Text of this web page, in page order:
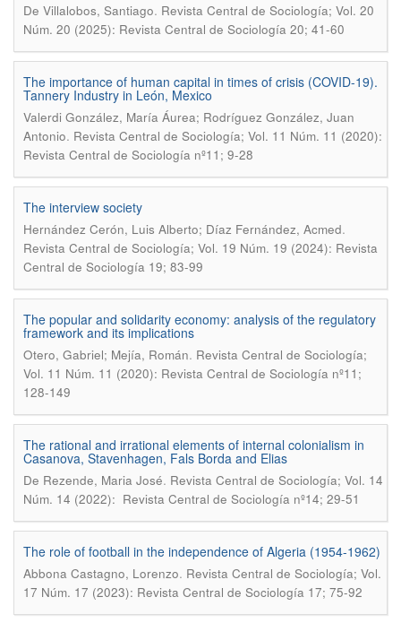
De Villalobos, Santiago. Revista Central de Sociología; Vol. 20
Núm. 20 (2025): Revista Central de Sociología 20; 41-60
The importance of human capital in times of crisis (COVID-19).
Tannery Industry in León, Mexico
Valerdi González, María Áurea; Rodríguez González, Juan
Antonio. Revista Central de Sociología; Vol. 11 Núm. 11 (2020):
Revista Central de Sociología nº11; 9-28
The interview society
Hernández Cerón, Luis Alberto; Díaz Fernández, Acmed.
Revista Central de Sociología; Vol. 19 Núm. 19 (2024): Revista
Central de Sociología 19; 83-99
The popular and solidarity economy: analysis of the regulatory
framework and its implications
Otero, Gabriel; Mejía, Román. Revista Central de Sociología;
Vol. 11 Núm. 11 (2020): Revista Central de Sociología nº11;
128-149
The rational and irrational elements of internal colonialism in
Casanova, Stavenhagen, Fals Borda and Elias
De Rezende, Maria José. Revista Central de Sociología; Vol. 14
Núm. 14 (2022): Revista Central de Sociología nº14; 29-51
The role of football in the independence of Algeria (1954-1962)
Abbona Castagno, Lorenzo. Revista Central de Sociología; Vol.
17 Núm. 17 (2023): Revista Central de Sociología 17; 75-92